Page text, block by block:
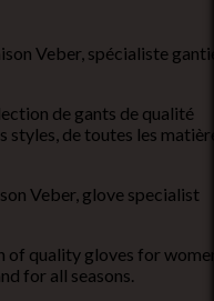
Veber, spécialiste
de gants de qualité
styles, de toutes les
Veber, glove specialist
of quality gloves for
for all seasons.